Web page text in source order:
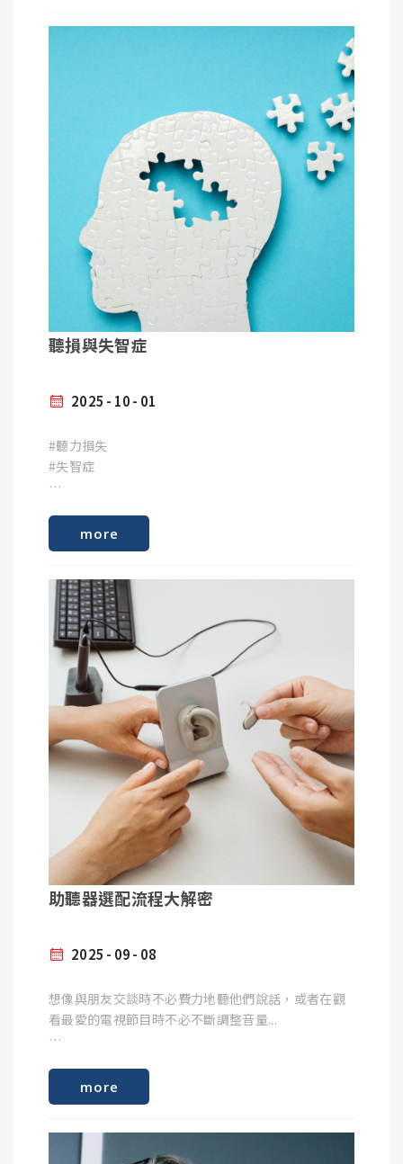
飛行過程中耳朵密封在助聽器下長達數小時，加上機
艙乾燥與落地後濕度的溫差。抵達飯店後的第一件
事，請將助聽器放入乾燥盒中至少一個晚上。
掌握以上助聽器使用原則，您將可以享受一趟完美的
旅程~
助聽器內有精密電路，若受潮易導致助聽器功能異
常，甚至損壞。因此在從事水上相關的活動時，一定
要將助聽器取下，並存放於乾燥的環境。
⓷定期維護
定期將助聽器送回廠商進行維護，並根據使用者之聽
力進行調整。
https://www.fda.gov.tw/TC/newsContent.aspx?
cid=5049&id=24865
預防措施顯得尤為重要。以下六種預防方式，保護您
雙耳聽不見25分貝(dB)以下的聲音，就視為聽覺障
礙。根據教育部《特殊教育法施行細則》，聽覺障礙
有以下幾種程度:
輕度聽障：聽力損失在25分貝以上，未達40分貝者。
中度聽障：聽力損失在40分貝以上者，未達60分貝
重度聽障：聽力損失在60分貝，未達90分貝者。
全聾：聽力損失在90分貝以上者。
噪音是導致聽力損失的主要且可預防的原因。一般認
為，長期暴露在超過 85 分貝 (dB) 的環境下，就可能
對聽力造成永久性傷害。
1. 掌握「60/60 法則」（針對耳機使用者）
保護聽力的黃金準則：
音量限制： 將音量控制在最大音量的 60% 以下。
時間限制： 每天使用耳機的時間最好不超過 60 分
鐘，或至少每隔一小時讓耳朵休息幾分鐘。
使用降噪設備： 在搭乘捷運、公車或飛機等吵雜環境
時，建議使用抗噪耳機或耳塞，這能有效降低背景噪
音，避免您為了聽清楚內容而將音量調得過高。
音樂工作者）或娛樂（如演唱會、KTV、夜店、射
擊）場所時，應佩戴耳塞或耳罩。
保持距離與休息： 在吵雜的活動中，盡量遠離喇叭或
01
10
2025
聽損與失智症
#聽力損失
#失智症
即刻預約免費聽力檢查
more
08
09
2025
助聽器選配流程大解密
想像與朋友交談時不必費力地聽他們說話，或者在觀
看最愛的電視節目時不必不斷調整音量...
不可及。但一旦你將新科技放入耳中，這將實現您的
夢想。
之旅吧。
more